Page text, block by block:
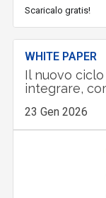
Scaricalo gratis!
WHITE PAPER
Il nuovo
integrare,
23 Gen 2026